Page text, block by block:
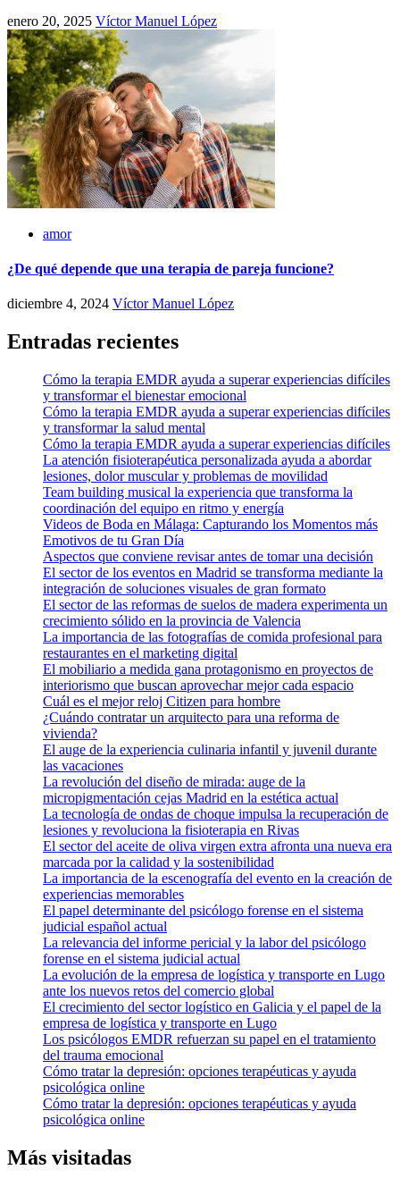
enero 20, 2025 Víctor Manuel López
amor
¿De qué depende que una terapia de pareja funcione?
diciembre 4, 2024 Víctor Manuel López
Entradas recientes
Cómo la terapia EMDR ayuda a superar experiencias difíciles
y transformar el bienestar emocional
Cómo la terapia EMDR ayuda a superar experiencias difíciles
y transformar la salud mental
Cómo la terapia EMDR ayuda a superar experiencias difíciles
La atención fisioterapéutica personalizada ayuda a abordar
lesiones, dolor muscular y problemas de movilidad
Team building musical la experiencia que transforma la
coordinación del equipo en ritmo y energía
Videos de Boda en Málaga: Capturando los Momentos más
Emotivos de tu Gran Día
Aspectos que conviene revisar antes de tomar una decisión
El sector de los eventos en Madrid se transforma mediante la
integración de soluciones visuales de gran formato
El sector de las reformas de suelos de madera experimenta un
crecimiento sólido en la provincia de Valencia
La importancia de las fotografías de comida profesional para
restaurantes en el marketing digital
El mobiliario a medida gana protagonismo en proyectos de
interiorismo que buscan aprovechar mejor cada espacio
Cuál es el mejor reloj Citizen para hombre
¿Cuándo contratar un arquitecto para una reforma de
vivienda?
El auge de la experiencia culinaria infantil y juvenil durante
las vacaciones
La revolución del diseño de mirada: auge de la
micropigmentación cejas Madrid en la estética actual
La tecnología de ondas de choque impulsa la recuperación de
lesiones y revoluciona la fisioterapia en Rivas
El sector del aceite de oliva virgen extra afronta una nueva era
marcada por la calidad y la sostenibilidad
La importancia de la escenografía del evento en la creación de
experiencias memorables
El papel determinante del psicólogo forense en el sistema
judicial español actual
La relevancia del informe pericial y la labor del psicólogo
forense en el sistema judicial actual
La evolución de la empresa de logística y transporte en Lugo
ante los nuevos retos del comercio global
El crecimiento del sector logístico en Galicia y el papel de la
empresa de logística y transporte en Lugo
Los psicólogos EMDR refuerzan su papel en el tratamiento
del trauma emocional
Cómo tratar la depresión: opciones terapéuticas y ayuda
psicológica online
Cómo tratar la depresión: opciones terapéuticas y ayuda
psicológica online
Más visitadas